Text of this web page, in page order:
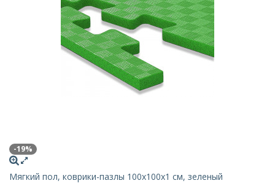
-19%
Мягкий пол, коврики-пазлы 100х100x1 см, зеленый